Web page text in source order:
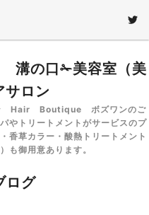
の口✁美容室（美
サロン
Hair Boutique ボズワンのご
やトリートメントがサービスのプ
香草カラー・酸熱トリートメント
も御用意あります。
ログ